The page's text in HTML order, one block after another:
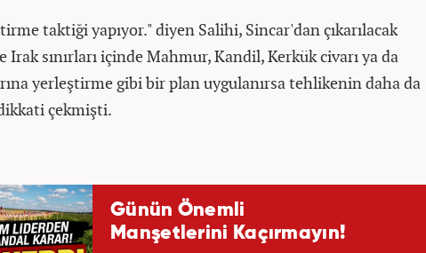
taktiği yapıyor." diyen Salihi, Sincar'dan çıkarılacak
sınırları içinde Mahmur, Kandil, Kerkük civarı ya da
yerleştirme gibi bir plan uygulanırsa tehlikenin daha da
çekmişti.